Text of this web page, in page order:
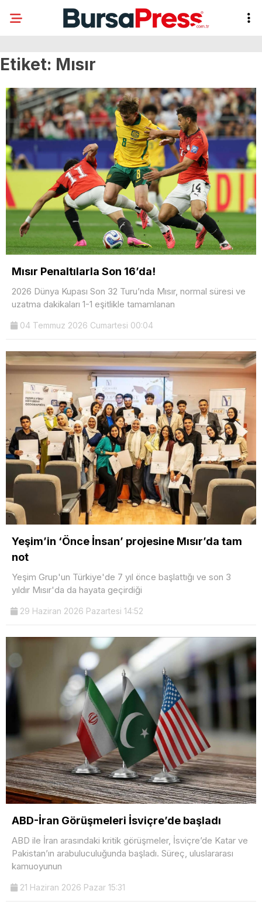
Etiket: Mısır
Mısır Penaltılarla Son 16’da!
2026 Dünya Kupası Son 32 Turu’nda Mısır, normal süresi ve
uzatma dakikaları 1-1 eşitlikle tamamlanan
04 Temmuz 2026 Cumartesi 00:04
Yeşim’in ‘Önce İnsan’ projesine Mısır’da tam
not
Yeşim Grup'un Türkiye'de 7 yıl önce başlattığı ve son 3
yıldır Mısır'da da hayata geçirdiği
29 Haziran 2026 Pazartesi 14:52
ABD-İran Görüşmeleri İsviçre’de başladı
ABD ile İran arasındaki kritik görüşmeler, İsviçre’de Katar ve
Pakistan’ın arabuluculuğunda başladı. Süreç, uluslararası
kamuoyunun
21 Haziran 2026 Pazar 15:31